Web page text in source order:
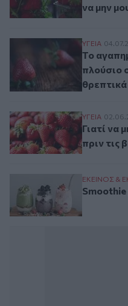
να μην
Το
ΥΓΕΙΑ
Το
πλούσιο
Γιατί να
ΥΓΕΙΑ
Γιατί να
πριν τις
Smoothie
ΕΚΕΙΝΟΣ &
Smoothie